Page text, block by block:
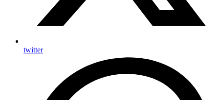
twitter